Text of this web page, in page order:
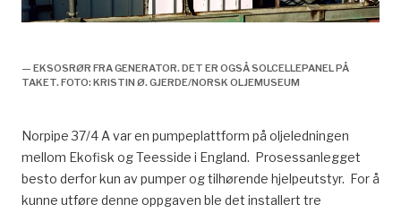
— EKSOSRØR FRA GENERATOR. DET ER OGSÅ SOLCELLEPANEL PÅ
TAKET. FOTO: KRISTIN Ø. GJERDE/NORSK OLJEMUSEUM
Norpipe 37/4 A var en pumpeplattform på oljeledningen
mellom Ekofisk og Teesside i England. Prosessanlegget
besto derfor kun av pumper og tilhørende hjelpeutstyr. For å
kunne utføre denne oppgaven ble det installert tre